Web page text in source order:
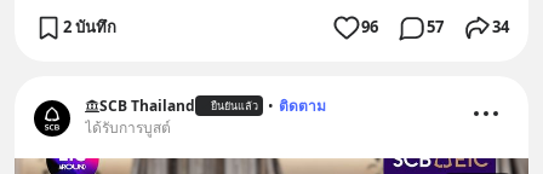
2 บันทึก 96 57 34
SCB Thailand ยืนยันแล้ว • ติดตาม
ได้รับการบูสต์